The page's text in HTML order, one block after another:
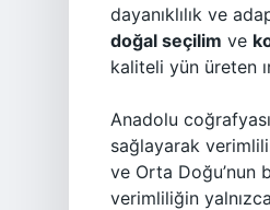
dayanıklılık ve
doğal seçilim ve
kaliteli yün üreten
Anadolu
sağlayarak
ve Orta Doğu’nun
verimliliğin